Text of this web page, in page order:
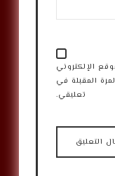
الإلكتروني
المقبلة في
تعليقي.